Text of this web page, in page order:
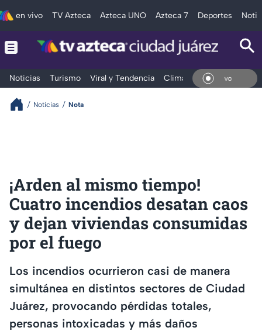
en vivo TV Azteca Azteca UNO Azteca 7 Deportes
Noticias Turismo Viral y Tendencia Clima Deportes En
Noticias Nota
¡Arden al mismo tiempo!
Cuatro incendios desatan caos
y dejan viviendas consumidas
por el fuego
Los incendios ocurrieron casi de manera
simultánea en distintos sectores de Ciudad
Juárez, provocando pérdidas totales,
personas intoxicadas y más daños